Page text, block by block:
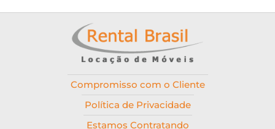
Compromisso com o Cliente
Política de Privacidade
Estamos Contratando